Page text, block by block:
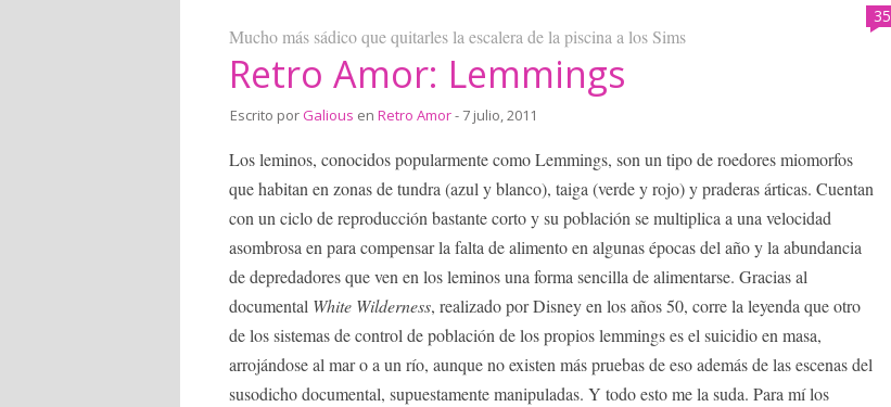
35
Mucho más sádico que quitarles la escalera de la piscina a los Sims
Retro Amor: Lemmings
Escrito por Galious en Retro Amor- 7 julio, 2011
Los leminos, conocidos popularmente como Lemmings, son un tipo de roedores miomorfos
que habitan en zonas de tundra (azul y blanco), taiga (verde y rojo) y praderas árticas. Cuentan
con un ciclo de reproducción bastante corto y su población se multiplica a una velocidad
asombrosa en para compensar la falta de alimento en algunas épocas del año y la abundancia
de depredadores que ven en los leminos una forma sencilla de alimentarse. Gracias al
documental White Wilderness, realizado por Disney en los años 50, corre la leyenda que otro
de los sistemas de control de población de los propios lemmings es el suicidio en masa,
arrojándose al mar o a un río, aunque no existen más pruebas de eso además de las escenas del
susodicho documental, supuestamente manipuladas. Y todo esto me la suda. Para mí los